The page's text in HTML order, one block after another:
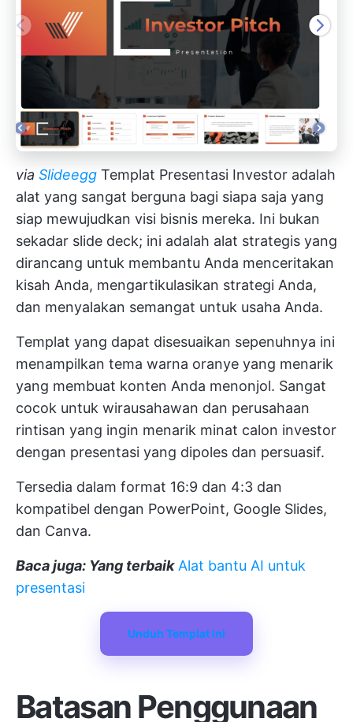
via Slideegg Templat Presentasi Investor adalah
alat yang sangat berguna bagi siapa saja yang
siap mewujudkan visi bisnis mereka. Ini bukan
sekadar slide deck; ini adalah alat strategis yang
dirancang untuk membantu Anda menceritakan
kisah Anda, mengartikulasikan strategi Anda,
dan menyalakan semangat untuk usaha Anda.
Templat yang dapat disesuaikan sepenuhnya ini
menampilkan tema warna oranye yang menarik
yang membuat konten Anda menonjol. Sangat
cocok untuk wirausahawan dan perusahaan
rintisan yang ingin menarik minat calon investor
dengan presentasi yang dipoles dan persuasif.
Tersedia dalam format 16:9 dan 4:3 dan
kompatibel dengan PowerPoint, Google Slides,
dan Canva.
Baca juga: Yang terbaik Alat bantu AI untuk
presentasi
Unduh Templat Ini
Batasan Penggunaan